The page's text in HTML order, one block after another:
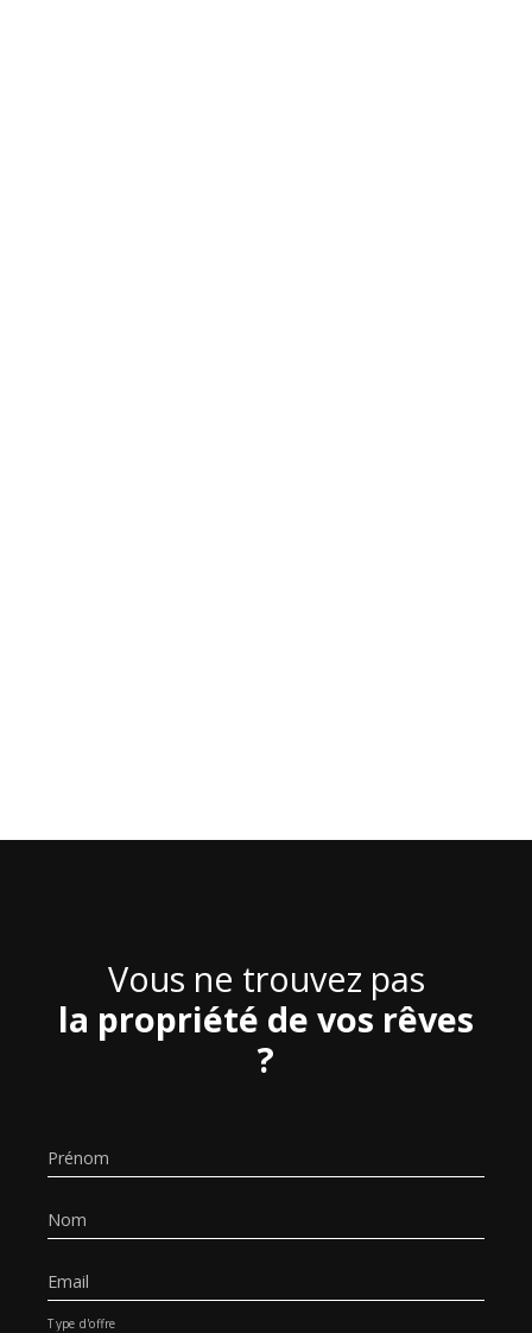
Vous ne trouvez pas
la propriété de vos rêves
?
Prénom
Nom
Email
Type d'offre